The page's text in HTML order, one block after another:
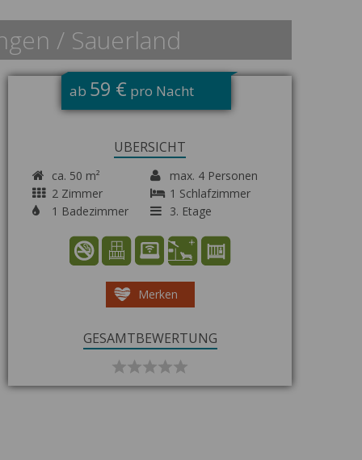
/ Sauerland
ab 59 € pro Nacht
ÜBERSICHT
ca. 50 m²
max. 4 Personen
2 Zimmer
1 Schlafzimmer
1 Badezimmer
3. Etage
Merken
GESAMTBEWERTUNG